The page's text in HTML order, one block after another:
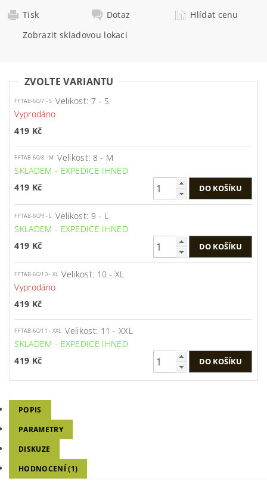
Tisk
Dotaz
Hlídat cenu
Zobrazit skladovou lokaci
ZVOLTE VARIANTU
FFTAB-60/7 - S Velikost: 7 - S
Vyprodáno
419 Kč
FFTAB-60/8 - M
Velikost: 8 - M
SKLADEM - EXPEDICE IHNED
419 Kč
FFTAB-60/9 - L Velikost: 9 - L
SKLADEM - EXPEDICE IHNED
419 Kč
FFTAB-60/10 - XL Velikost: 10 - XL
Vyprodáno
419 Kč
FFTAB-60/11 - XXL Velikost: 11 - XXL
SKLADEM - EXPEDICE IHNED
419 Kč
POPIS
PARAMETRY
DISKUZE
HODNOCENÍ (1)